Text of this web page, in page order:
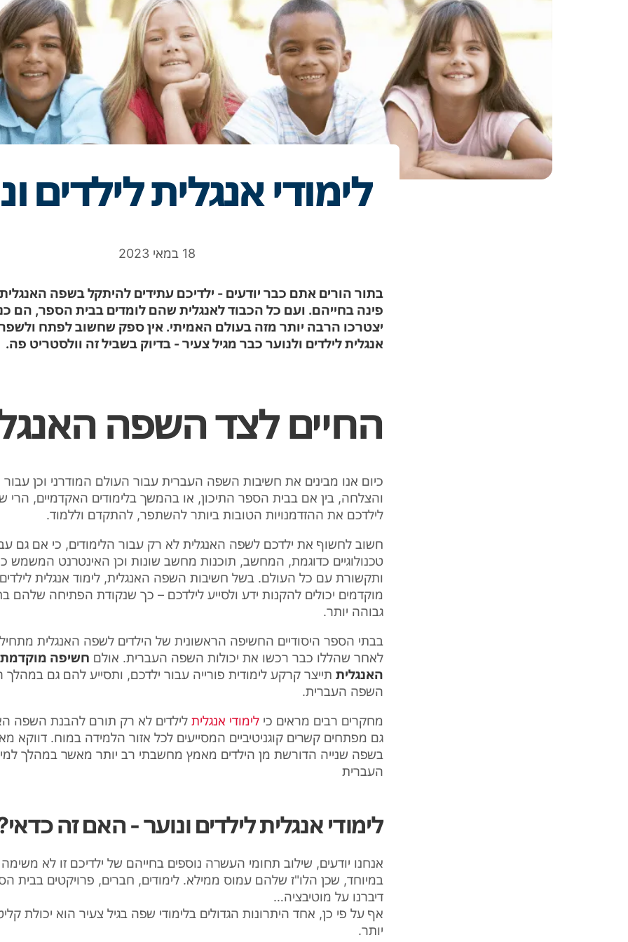
לימודי אנגלית לילדים
18 במאי 2023
בתור הורים אתם כבר יודעים - ילדיכם עתידים להיתקל בשפה
פינה בחייהם. ועם כל הכבוד לאנגלית שהם לומדים בבית הספר, הם
יצטרכו הרבה יותר מזה בעולם האמיתי. אין ספק שחשוב לפתח ולשפר
אנגלית לילדים ולנוער כבר מגיל צעיר - בדיוק בשביל זה וולסטריט פה.
החיים לצד השפה
כיום אנו מבינים את חשיבות השפה העברית עבור העולם המודרני וכן
והצלחה, בין אם בבית הספר התיכון, או בהמשך בלימודים האקדמיים, הרי
לילדכם את ההזדמנויות הטובות ביותר להשתפר, להתקדם וללמוד.
חשוב לחשוף את ילדכם לשפה האנגלית לא רק עבור הלימודים, כי אם גם
טכנולוגיים כדוגמת, המחשב, תוכנות מחשב שונות וכן האינטרנט המשמש
ותקשורת עם כל העולם. בשל חשיבות השפה האנגלית, לימוד אנגלית
מוקדמים יכולים להקנות ידע ולסייע לילדכם – כך שנקודת הפתיחה שלהם
גבוהה יותר.
לאחר שהללו כבר רכשו את יכולות השפה העברית. אולם חשיפה
האנגלית תייצר קרקע לימודית פורייה עבור ילדכם, ותסייע להם גם במהלך
השפה העברית.
מחקרים רבים מראים כילימודי אנגלית לילדים לא רק תורם להבנת השפה
גם מפתחים קשרים קוגניטיביים המסייעים לכל אזור הלמידה במוח. דווקא
בשפה שנייה הדורשת מן הילדים מאמץ מחשבתי רב יותר מאשר במהלך
העברית
לימודי אנגלית לילדים ונוער - האם זה
אנחנו יודעים, שילוב תחומי העשרה נוספים בחייהם של ילדיכם זו לא
במיוחד, שכן הלו"ז שלהם עמוס ממילא. לימודים, חברים, פרויקטים בבית
דיברנו על מוטיבציה…
אף על פי כן, אחד היתרונות הגדולים בלימודי שפה בגיל צעיר הוא יכולת
יותר.